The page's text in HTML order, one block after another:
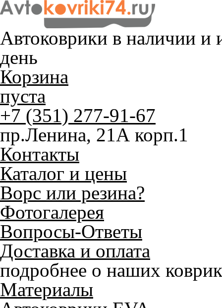
Автоковрики в наличии и
день
Корзина
пуста
+7 (351) 277-91-67
пр.Ленина, 21А корп.1
Контакты
Каталог и цены
Ворс или резина?
Фотогалерея
Вопросы-Ответы
Доставка и оплата
подробнее о наших
Материалы